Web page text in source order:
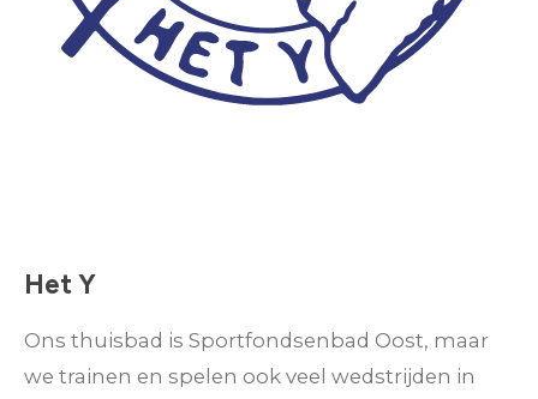
Het Y
Ons thuisbad is Sportfondsenbad Oost, maar
we trainen en spelen ook veel wedstrijden in